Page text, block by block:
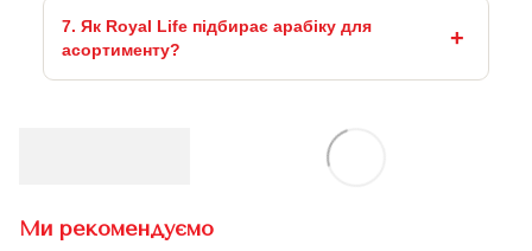
7. Як Royal Life підбирає арабіку для
асортименту?
Ми рекомендуємо